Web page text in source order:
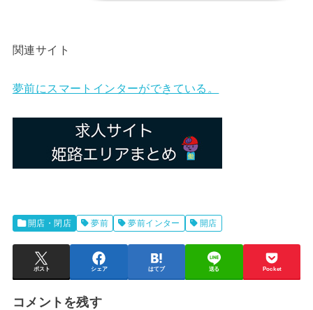
関連サイト
夢前にスマートインターができている。
開店・閉店 夢前 夢前インター 開店
ポスト シェア はてブ 送る Pocket
コメントを残す